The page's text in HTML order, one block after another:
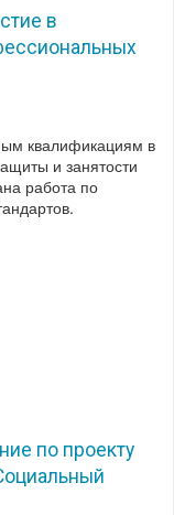
в
квалификациям в
и занятости
работа по
по проекту